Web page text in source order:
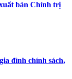
bản Chính trị
đình chính sách,